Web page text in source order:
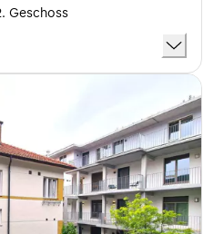
Geschoss